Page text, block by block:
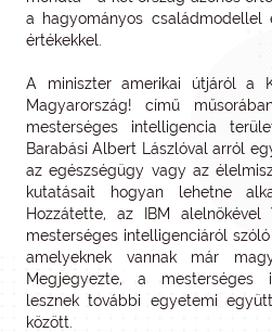
a hagyományos családmodellel
értékekkel.
A miniszter amerikai útjáról a
Magyarország! című
mesterséges intelligencia
Barabási Albert Lászlóval arról
az egészségügy vagy az
kutatásait hogyan lehetne
Hozzátette, az IBM alelnökével
mesterséges intelligenciáról
amelyeknek vannak már
Megjegyezte, a mesterséges
lesznek további egyetemi
között.